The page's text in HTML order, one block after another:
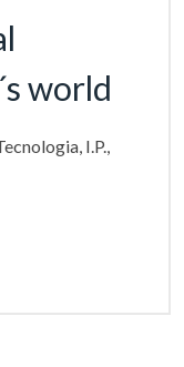
world
I.P.,